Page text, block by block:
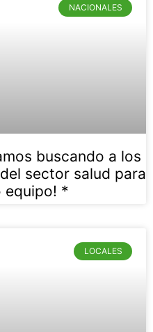
NACIONALES
buscando a los
sector salud para
equipo! *
LOCALES